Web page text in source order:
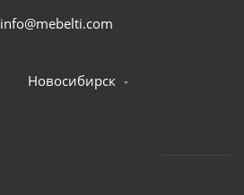
info@mebelti.com
Новосибирск